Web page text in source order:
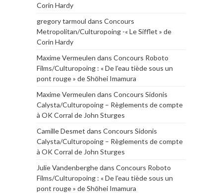
Corin Hardy
gregory tarmoul dans Concours
Metropolitan/Culturopoing -« Le Sifflet » de
Corin Hardy
Maxime Vermeulen dans Concours Roboto
Films/Culturopoing : « De l’eau tiède sous un
pont rouge » de Shōhei Imamura
Maxime Vermeulen dans Concours Sidonis
Calysta/Culturopoing – Règlements de compte
à OK Corral de John Sturges
Camille Desmet dans Concours Sidonis
Calysta/Culturopoing – Règlements de compte
à OK Corral de John Sturges
Julie Vandenberghedans Concours Roboto
Films/Culturopoing : « De l’eau tiède sous un
pont rouge » de Shōhei Imamura